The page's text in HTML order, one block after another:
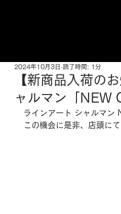
【新商品入荷の
ャルマン「NEW
2024年10月3日 読了時間: 1分
ラインアート シャルマン
この機会に是非、店頭に